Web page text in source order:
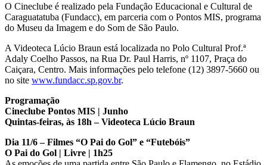
O Cineclube é realizado pela Fundação Educacional e Cultural de
Caraguatatuba (Fundacc), em parceria com o Pontos MIS, programa
do Museu da Imagem e do Som de São Paulo.
A Videoteca Lúcio Braun está localizada no Polo Cultural Prof.ª
Adaly Coelho Passos, na Rua Dr. Paul Harris, nº 1107, Praça do
Caiçara, Centro. Mais informações pelo telefone (12) 3897-5660 ou
no site www.fundacc.sp.gov.br.
Programação
Cineclube Pontos MIS | Junho
Quintas-feiras, às 18h – Videoteca Lúcio Braun
Dia 11/6 – Filmes “O Pai do Gol” e “Futebóis”
O Pai do Gol | Livre | 1h25